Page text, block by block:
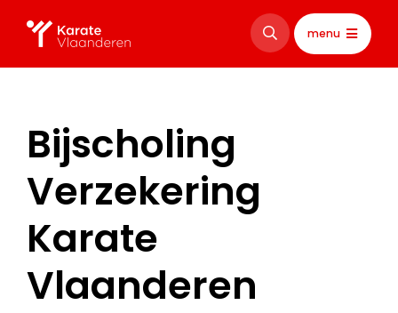
menu
Bijscholing
Verzekering
Karate
Vlaanderen